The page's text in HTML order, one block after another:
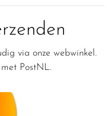
via onze webwinkel.
PostNL.